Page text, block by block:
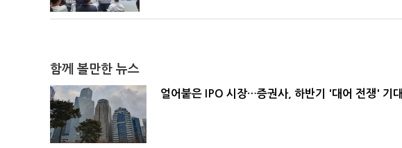
함께 볼만한 뉴스
얼어붙은 IPO 시장…증권사, 하반기 '대어 전쟁' 기대